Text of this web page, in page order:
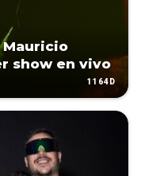
Mauricio
show en vivo
1164D